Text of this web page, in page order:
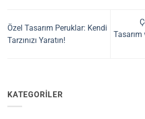
Özel Tasarım Peruklar: Kendi
Tarzınızı Yaratın!
KATEGORILER